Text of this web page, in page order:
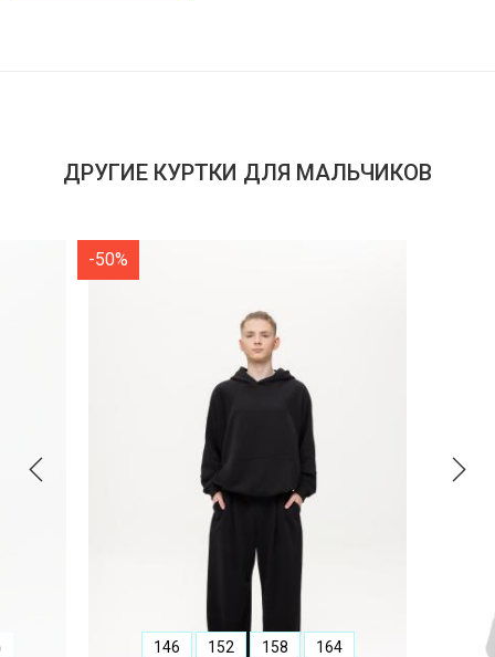
ДРУГИЕ КУРТКИ ДЛЯ МАЛЬЧИКОВ
-50%
146 152 158 164